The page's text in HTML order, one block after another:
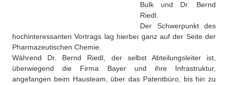
Bulk und Dr. Bernd
Riedl.
Der Schwerpunkt des
hochinteressanten Vortrags lag hierbei ganz auf der Seite der
Pharmazeutischen Chemie.
Während Dr. Bernd Riedl, der selbst Abteilungsleiter ist,
überwiegend die Firma Bayer und ihre Infrastruktur,
angefangen beim Hausteam, über das Patentbüro, bis hin zu